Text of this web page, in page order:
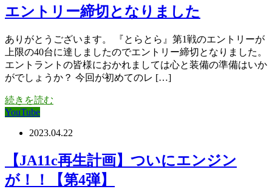
エントリー締切となりました
ありがとうございます。 『とらとら』第1戦のエントリーが
上限の40台に達しましたのでエントリー締切となりました。
エントラントの皆様におかれましては心と装備の準備はいか
がでしょうか？ 今回が初めてのレ […]
続きを読む
YouTube
2023.04.22
【JA11c再生計画】ついにエンジン
が！！【第4弾】